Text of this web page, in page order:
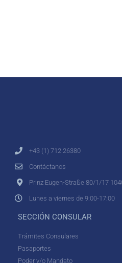
+43 (1) 712 26380
Contáctanos
Prinz Eugen-Straße 80/1/17
Lunes a viernes de 9:00-17:00
SECCIÓN CONSULAR
Trámites Consulares
Pasaportes
Poder y/o Mandato